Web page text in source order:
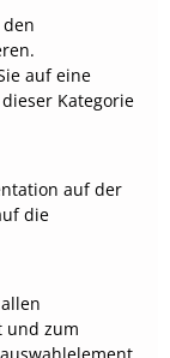
auf eine
Kategorie
auf der
die
und zum